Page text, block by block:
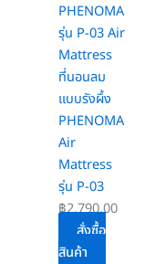
ที่นอนลม
แบบรังผึ้ง
PHENOMA
Air
Mattress
รุ่น P-03
฿2,790.00
สั่งซื้อ
สินค้า